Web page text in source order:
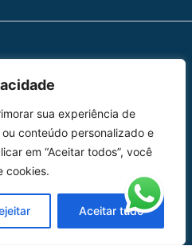
sua experiência de
conteúdo personalizado e
em “Aceitar todos”, você
cookies.
Aceitar tudo
Peças
Catálogo de Aplicações
Oficina de Mangueiras